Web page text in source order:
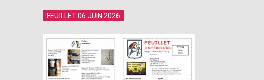
FEUILLET 06 JUIN 2026